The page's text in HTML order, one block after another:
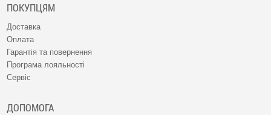
ПОКУПЦЯМ
Доставка
Оплата
Гарантія та повернення
Програма лояльності
Сервіс
ДОПОМОГА